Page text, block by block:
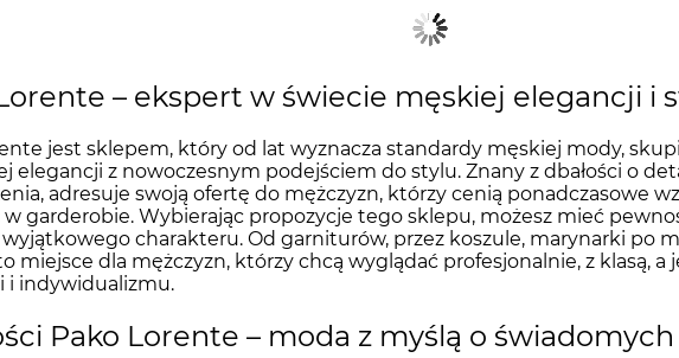
– ekspert w świecie męskiej elegancji i
jest sklepem, który od lat wyznacza standardy męskiej mody,
elegancji z nowoczesnym podejściem do stylu. Znany z dbałości o
adresuje swoją ofertę do mężczyzn, którzy cenią ponadczasowe
w garderobie. Wybierając propozycje tego sklepu, możesz mieć
charakteru. Od garniturów, przez koszule, marynarki po
miejsce dla mężczyzn, którzy chcą wyglądać profesjonalnie, z klasą, a
i indywidualizmu.
Pako Lorente – moda z myślą o